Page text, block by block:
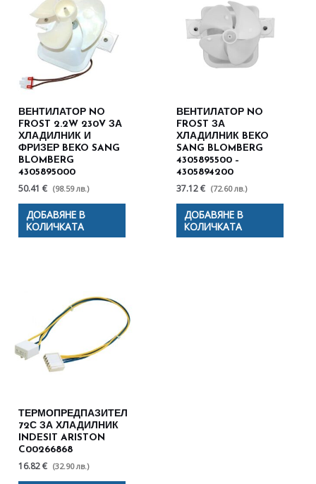
ВЕНТИЛАТОР NO
FROST 2.2W 230V ЗА
ХЛАДИЛНИК И
ФРИЗЕР BEKO SANG
BLOMBERG
4305895000
50.41 € (98.59 лв.)
ДОБАВЯНЕ В
КОЛИЧКАТА
ВЕНТИЛАТОР NO
FROST ЗА
ХЛАДИЛНИК BEKO
SANG BLOMBERG
4305895500 –
4305894200
37.12 € (72.60 лв.)
ДОБАВЯНЕ В
КОЛИЧКАТА
ТЕРМОПРЕДПАЗИТЕЛ
72С ЗА ХЛАДИЛНИК
INDESIT ARISTON
C00266868
16.82 € (32.90 лв.)